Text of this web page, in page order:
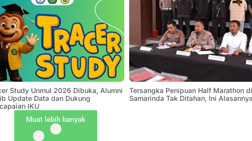
Study Unmul 2026 Dibuka, Alumni
Update Data dan Dukung
IKU
Tersangka Penipuan Half Marathon di
Samarinda Tak Ditahan, Ini Alasannya
Muat lebih banyak